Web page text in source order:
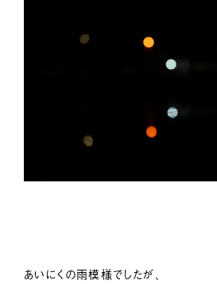
あいにくの雨模様でしたが、